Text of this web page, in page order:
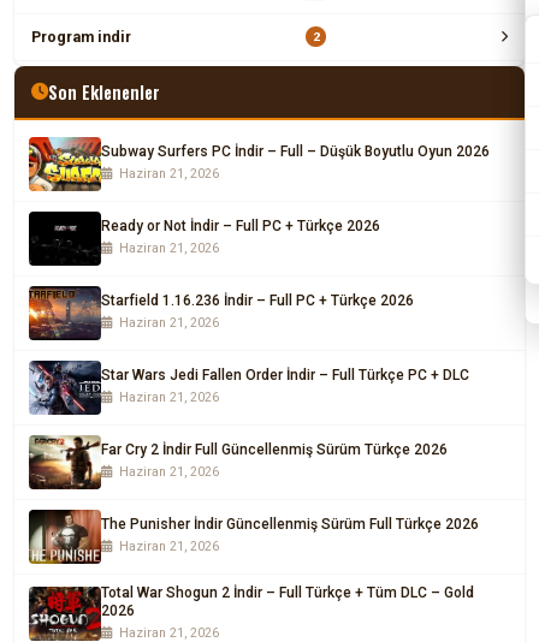
Program indir 2
Son Eklenenler
Subway Surfers PC İndir – Full – Düşük Boyutlu Oyun 2026
Haziran 21, 2026
Ready or Not İndir – Full PC + Türkçe 2026
Haziran 21, 2026
Starfield 1.16.236 İndir – Full PC + Türkçe 2026
Haziran 21, 2026
Star Wars Jedi Fallen Order İndir – Full Türkçe PC + DLC
Haziran 21, 2026
Far Cry 2 İndir Full Güncellenmiş Sürüm Türkçe 2026
Haziran 21, 2026
The Punisher İndir Güncellenmiş Sürüm Full Türkçe 2026
Haziran 21, 2026
Total War Shogun 2 İndir – Full Türkçe + Tüm DLC – Gold
2026
Haziran 21, 2026